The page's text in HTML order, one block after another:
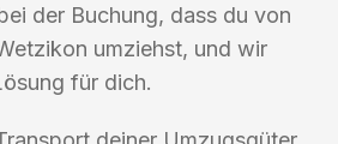
der Buchung, dass du von
umziehst, und wir
für dich.